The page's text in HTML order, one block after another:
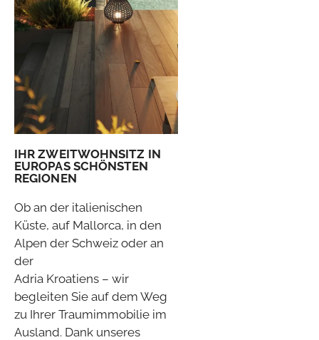
IHR ZWEITWOHNSITZ IN
EUROPAS SCHÖNSTEN
REGIONEN
Ob an der italienischen
Küste, auf Mallorca, in den
Alpen der Schweiz oder an
der
Adria Kroatiens – wir
begleiten Sie auf dem Weg
zu Ihrer Traumimmobilie im
Ausland. Dank unseres